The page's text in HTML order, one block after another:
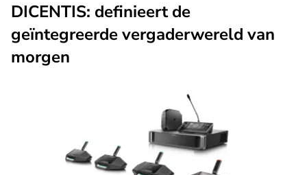
DICENTIS: definieert de
geïntegreerde vergaderwereld van
morgen